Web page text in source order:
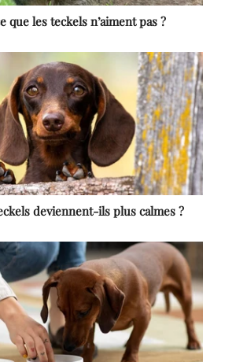
que les teckels n’aiment pas ?
deviennent-ils plus calmes ?